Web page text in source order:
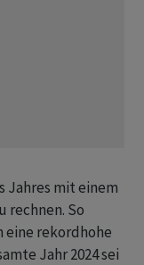
Jahres mit einem
rechnen. So
rekordhohe
Jahr 2024 sei